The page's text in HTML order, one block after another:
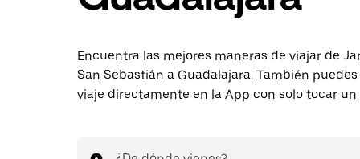
Encuentra las mejores maneras de viajar de
San Sebastián a Guadalajara. También
viaje directamente en la App con solo tocar un